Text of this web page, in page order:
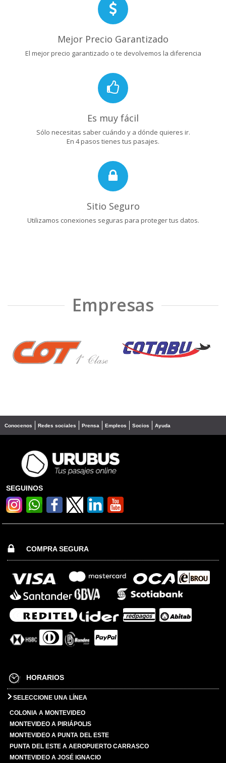
Mejor Precio Garantizado
El mejor precio garantizado o te devolvemos la diferencia
Es muy fácil
Sólo necesitas saber cuándo y a dónde quieres ir.
En 4 pasos tienes tus pasajes.
Sitio Seguro
Utilizamos conexiones seguras para proteger tus datos.
Empresas
❮ ❯
Conocenos Redes sociales Prensa Empleos Socios Ayuda
SEGUINOS
COMPRA SEGURA
HORARIOS
SELECCIONE UNA LÍNEA
COLONIA A MONTEVIDEO
MONTEVIDEO A PIRIÁPOLIS
MONTEVIDEO A PUNTA DEL ESTE
PUNTA DEL ESTE A AEROPUERTO CARRASCO
MONTEVIDEO A JOSÉ IGNACIO